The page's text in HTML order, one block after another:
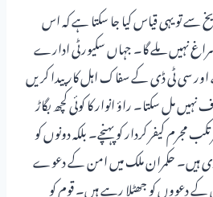
سے تو یہی قیاس کیا جا سکتا ہے کہ اس
نہیں ملے گا۔ جہاں سکیورٹی ادارے
سی ٹی ڈی کے سفاک اہل کار پیدا کریں
مل سکتا۔ راؤ انوار کا کوئی کچھ بگاڑ
مجرم کیفر کردار کو پہنچے۔ بلکہ دونوں کو
ہیں۔ حکمران ملک میں امن کے دعوے
دعووں کو جھٹلا رہے ہیں۔ قوم کو